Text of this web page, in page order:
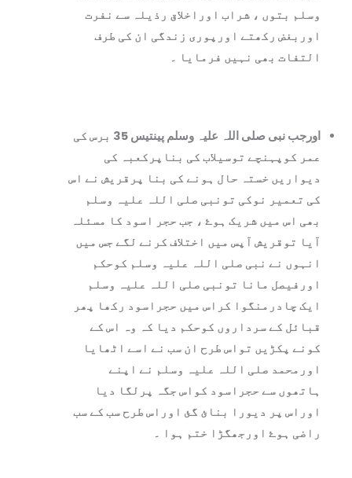
وسلم بتوں ، شراب اوراخلاق رذیلہ سے نفرت
اوربغض رکھتے اورپوری زندگی ان کی طرف
التفات بھی نہیں فرمایا ۔
اورجب نبی صلی اللہ علیہ وسلم پینتیس 35 برس کی
عمر کوپہنچے توسیلاب کی بناپرکعبہ کی
دیواریں خستہ حال ہونے کی بنا پرقریش نے اس
کی تعمیر نوکی تونبی صلی اللہ علیہ وسلم
بھی اس میں شریک ہوۓ ، جب حجر اسود کا مسئلہ
آيا توقریش آپس میں اختلاف کرنے لگے جس میں
انہوں نے نبی صلی اللہ علیہ وسلم کوحکم
اورفیصل مانا تونبی صلی اللہ علیہ وسلم
ایک چادرمنگوا کراس میں حجراسود رکھا پھر
قبائل کے سرداروں کوحکم دیا کہ وہ اس کے
کونے پکڑيں تواس طرح ان سب نے اسے اٹھایا
اورمحمد صلی اللہ علیہ وسلم نے اپنے
ہاتھوں سے حجراسود کواس جگہ پرلگا دیا
اوراس پر دیورا بنائ گئ اوراس طرح سب کے سب
راضی ہوۓ اورجھگڑا ختم ہوا ۔